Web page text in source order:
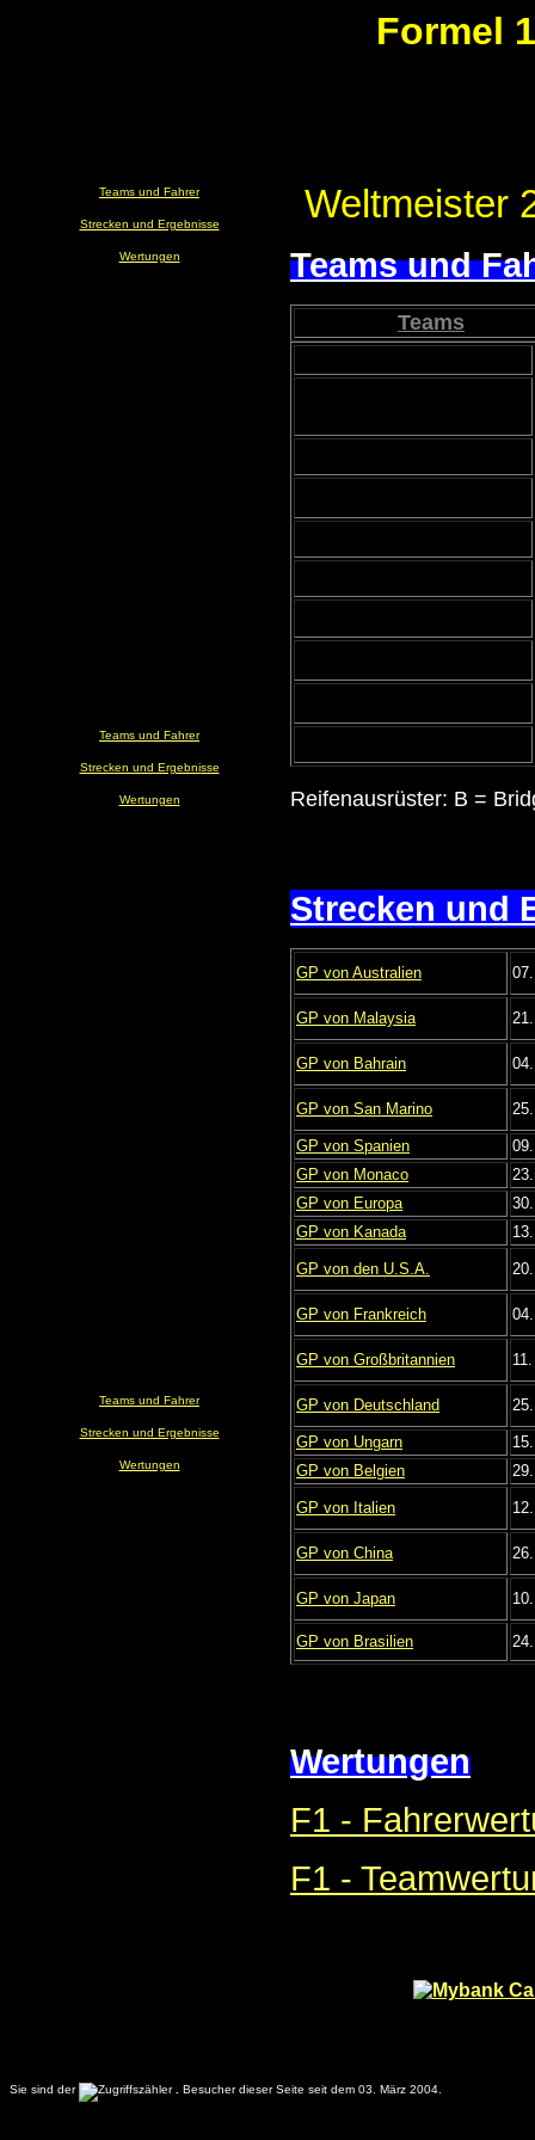
Formel
Teams und Fahrer
Strecken und Ergebnisse
Wertungen
Teams und Fahrer
Strecken und Ergebnisse
Wertungen
Teams und Fahrer
Strecken und Ergebnisse
Wertungen
Weltmeister
Teams und
Teams
Reifenausrüster: B =
Strecken und
GP von Australien
GP von Malaysia
GP von Bahrain
GP von San Marino
GP von Spanien
GP von Monaco
GP von Europa
GP von Kanada
GP von den U.S.A.
GP von Frankreich
GP von Großbritannien
GP von Deutschland
GP von Ungarn
GP von Belgien
GP von Italien
GP von China
GP von Japan
GP von Brasilien
Wertungen
F1 -
F1 -
Sie sind der . Besucher dieser Seite seit dem 03. März 2004.